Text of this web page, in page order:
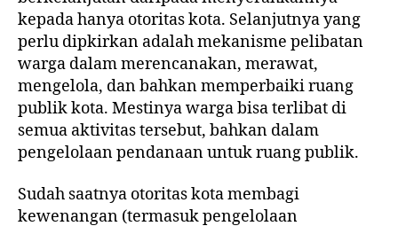
kepada hanya otoritas kota. Selanjutnya yang
perlu dipkirkan adalah mekanisme pelibatan
warga dalam merencanakan, merawat,
mengelola, dan bahkan memperbaiki ruang
publik kota. Mestinya warga bisa terlibat di
semua aktivitas tersebut, bahkan dalam
pengelolaan pendanaan untuk ruang publik.
Sudah saatnya otoritas kota membagi
kewenangan (termasuk pengelolaan